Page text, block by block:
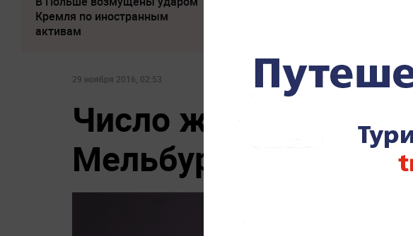
Кремля по иностранным
активам
29 ноября 2016, 02:53
Число жертв
Мельбурне